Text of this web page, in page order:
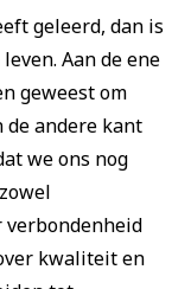
geleerd, dan is
Aan de ene
geweest om
de andere kant
we ons nog
kwaliteit en